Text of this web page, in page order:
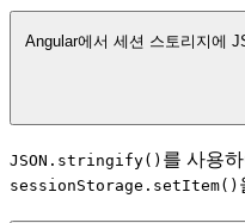
Angular에서 세션 스토리지에
JSON.stringify() 를 사용
sessionStorage.setItem()